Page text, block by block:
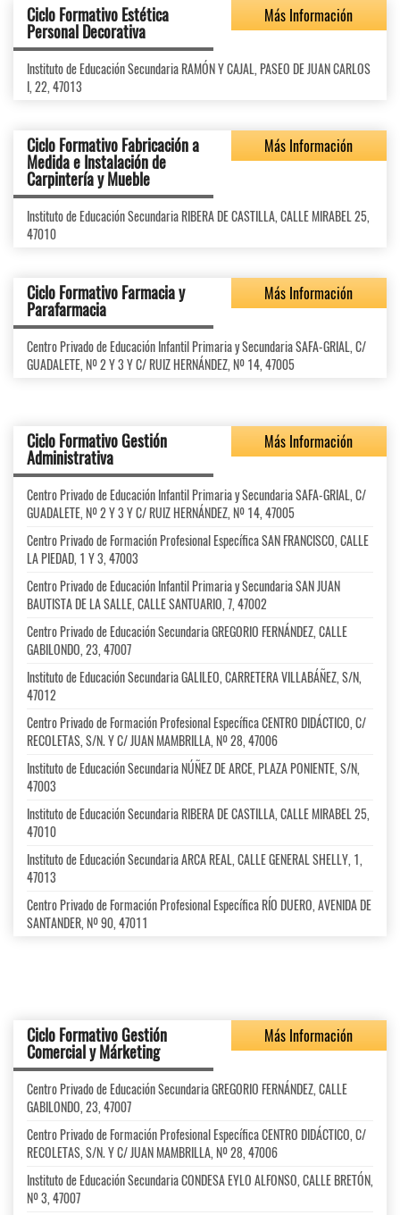
Ciclo Formativo Estética
Personal Decorativa
Más Información
Instituto de Educación Secundaria RAMÓN Y CAJAL, PASEO DE JUAN CARLOS
I, 22, 47013
Ciclo Formativo Fabricación a
Medida e Instalación de
Carpintería y Mueble
Más Información
Instituto de Educación Secundaria RIBERA DE CASTILLA, CALLE MIRABEL 25,
47010
Ciclo Formativo Farmacia y
Parafarmacia
Más Información
Centro Privado de Educación Infantil Primaria y Secundaria SAFA-GRIAL, C/
GUADALETE, Nº 2 Y 3 Y C/ RUIZ HERNÁNDEZ, Nº 14, 47005
Ciclo Formativo Gestión
Administrativa
Más Información
Centro Privado de Educación Infantil Primaria y Secundaria SAFA-GRIAL, C/
GUADALETE, Nº 2 Y 3 Y C/ RUIZ HERNÁNDEZ, Nº 14, 47005
Centro Privado de Formación Profesional Específica SAN FRANCISCO, CALLE
LA PIEDAD, 1 Y 3, 47003
Centro Privado de Educación Infantil Primaria y Secundaria SAN JUAN
BAUTISTA DE LA SALLE, CALLE SANTUARIO, 7, 47002
Centro Privado de Educación Secundaria GREGORIO FERNÁNDEZ, CALLE
GABILONDO, 23, 47007
Instituto de Educación Secundaria GALILEO, CARRETERA VILLABÁÑEZ, S/N,
47012
Centro Privado de Formación Profesional Específica CENTRO DIDÁCTICO, C/
RECOLETAS, S/N. Y C/ JUAN MAMBRILLA, Nº 28, 47006
Instituto de Educación Secundaria NÚÑEZ DE ARCE, PLAZA PONIENTE, S/N,
47003
Instituto de Educación Secundaria RIBERA DE CASTILLA, CALLE MIRABEL 25,
47010
Instituto de Educación Secundaria ARCA REAL, CALLE GENERAL SHELLY, 1,
47013
Centro Privado de Formación Profesional Específica RÍO DUERO, AVENIDA DE
SANTANDER, Nº 90, 47011
Ciclo Formativo Gestión
Comercial y Márketing
Más Información
Centro Privado de Educación Secundaria GREGORIO FERNÁNDEZ, CALLE
GABILONDO, 23, 47007
Centro Privado de Formación Profesional Específica CENTRO DIDÁCTICO, C/
RECOLETAS, S/N. Y C/ JUAN MAMBRILLA, Nº 28, 47006
Instituto de Educación Secundaria CONDESA EYLO ALFONSO, CALLE BRETÓN,
Nº 3, 47007